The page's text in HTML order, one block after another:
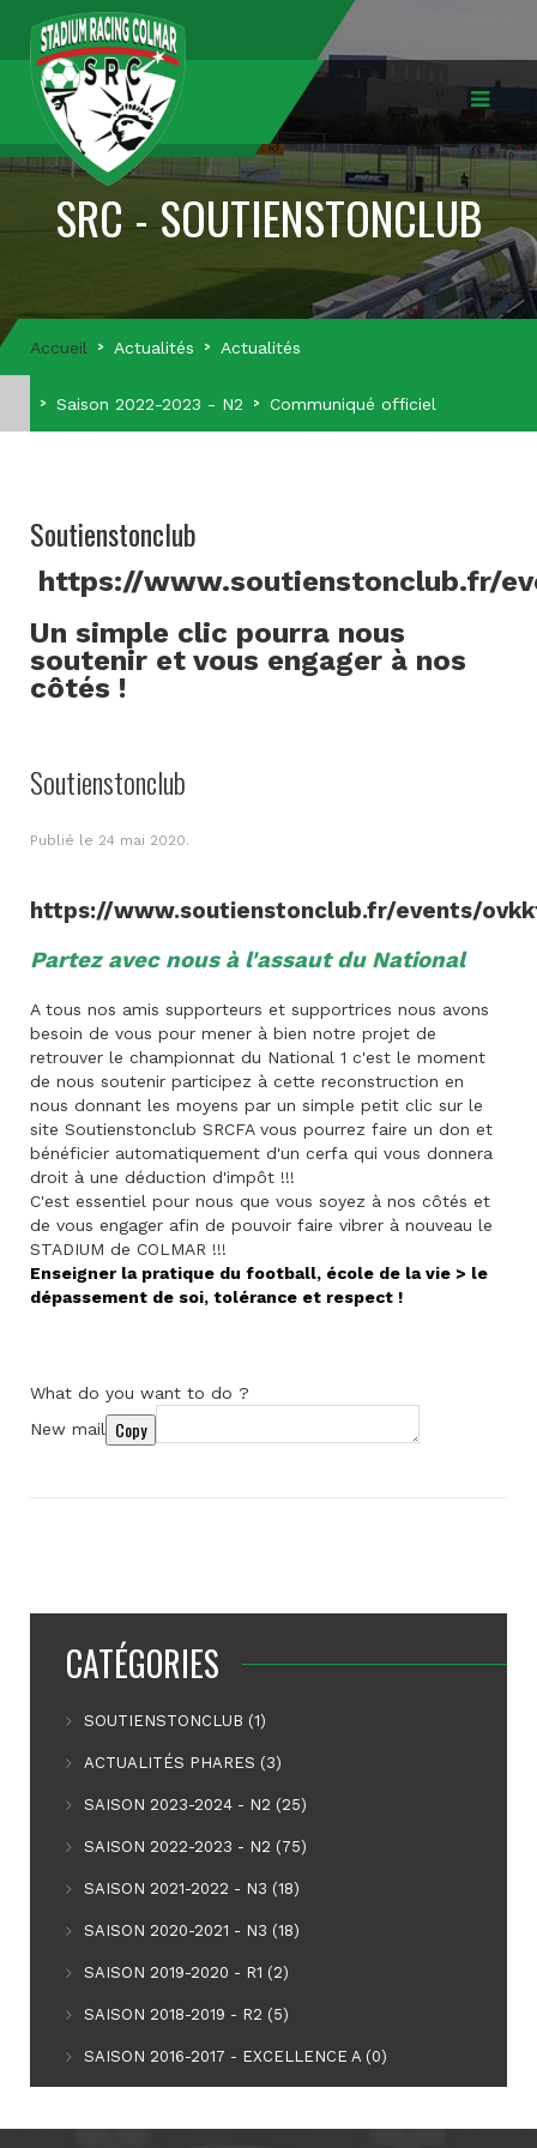
SRC - SOUTIENSTONCLUB
Accueil Actualités Actualités
Saison 2022-2023 - N2 Communiqué officiel
Soutienstonclub
https://www.soutienstonclub.fr/
Un simple clic pourra nous
soutenir et vous engager à nos
côtés !
Soutienstonclub
Publié le 24 mai 2020.
https://www.soutienstonclub.fr/events/
Partez avec nous à l'assaut du National
A tous nos amis supporteurs et supportrices nous avons
besoin de vous pour mener à bien notre projet de
retrouver le championnat du National 1 c'est le moment
de nous soutenir participez à cette reconstruction en
nous donnant les moyens par un simple petit clic sur le
site Soutienstonclub SRCFA vous pourrez faire un don et
bénéficier automatiquement d'un cerfa qui vous donnera
droit à une déduction d'impôt !!!
C'est essentiel pour nous que vous soyez à nos côtés et
de vous engager afin de pouvoir faire vibrer à nouveau le
STADIUM de COLMAR !!!
Enseigner la pratique du football, école de la vie > le
dépassement de soi, tolérance et respect !
What do you want to do ?
New mail
Copy
CATÉGORIES
SOUTIENSTONCLUB (1)
ACTUALITÉS PHARES (3)
SAISON 2023-2024 - N2 (25)
SAISON 2022-2023 - N2 (75)
SAISON 2021-2022 - N3 (18)
SAISON 2020-2021 - N3 (18)
SAISON 2019-2020 - R1 (2)
SAISON 2018-2019 - R2 (5)
SAISON 2016-2017 - EXCELLENCE A (0)